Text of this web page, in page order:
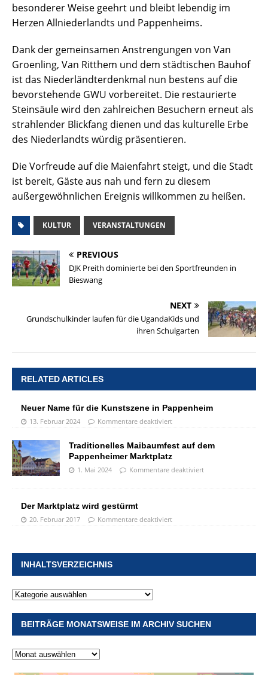
besonderer Weise geehrt und bleibt lebendig im
Herzen Allniederlandts und Pappenheims.
Dank der gemeinsamen Anstrengungen von Van
Groenling, Van Ritthem und dem städtischen Bauhof
ist das Niederländterdenkmal nun bestens auf die
bevorstehende GWU vorbereitet. Die restaurierte
Steinsäule wird den zahlreichen Besuchern erneut als
strahlender Blickfang dienen und das kulturelle Erbe
des Niederlandts würdig präsentieren.
Die Vorfreude auf die Maienfahrt steigt, und die Stadt
ist bereit, Gäste aus nah und fern zu diesem
außergewöhnlichen Ereignis willkommen zu heißen.
KULTUR VERANSTALTUNGEN
PREVIOUS
DJK Preith dominierte bei den Sportfreunden in
Bieswang
NEXT
Grundschulkinder laufen für die UgandaKids und
ihren Schulgarten
RELATED ARTICLES
Neuer Name für die Kunstszene in Pappenheim
13. Februar 2024 Kommentare deaktiviert
Traditionelles Maibaumfest auf dem
Pappenheimer Marktplatz
1. Mai 2024 Kommentare deaktiviert
Der Marktplatz wird gestürmt
20. Februar 2017 Kommentare deaktiviert
INHALTSVERZEICHNIS
BEITRÄGE MONATSWEISE IM ARCHIV SUCHEN